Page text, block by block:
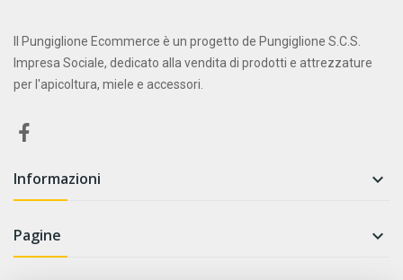
Il Pungiglione Ecommerce è un progetto de Pungiglione S.C.S.
Impresa Sociale, dedicato alla vendita di prodotti e attrezzature
per l'apicoltura, miele e accessori.
Informazioni 
Pagine 